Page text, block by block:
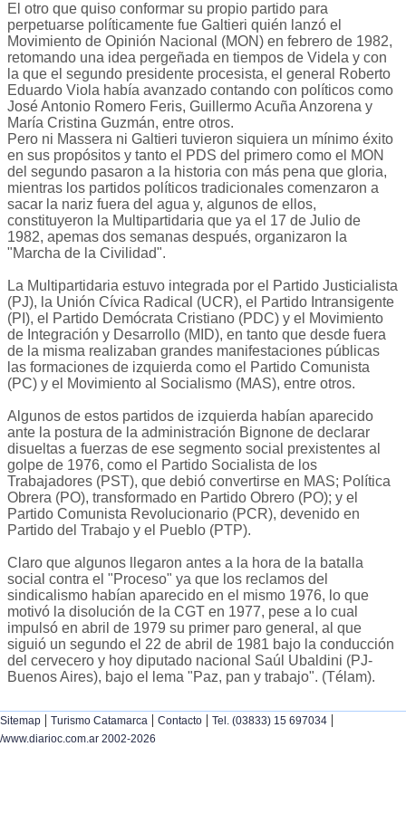
El otro que quiso conformar su propio partido para
perpetuarse políticamente fue Galtieri quién lanzó el
Movimiento de Opinión Nacional (MON) en febrero de 1982,
retomando una idea pergeñada en tiempos de Videla y con
la que el segundo presidente procesista, el general Roberto
Eduardo Viola había avanzado contando con políticos como
José Antonio Romero Feris, Guillermo Acuña Anzorena y
María Cristina Guzmán, entre otros.
Pero ni Massera ni Galtieri tuvieron siquiera un mínimo éxito
en sus propósitos y tanto el PDS del primero como el MON
del segundo pasaron a la historia con más pena que gloria,
mientras los partidos políticos tradicionales comenzaron a
sacar la nariz fuera del agua y, algunos de ellos,
constituyeron la Multipartidaria que ya el 17 de Julio de
1982, apemas dos semanas después, organizaron la
"Marcha de la Civilidad".
La Multipartidaria estuvo integrada por el Partido Justicialista
(PJ), la Unión Cívica Radical (UCR), el Partido Intransigente
(PI), el Partido Demócrata Cristiano (PDC) y el Movimiento
de Integración y Desarrollo (MID), en tanto que desde fuera
de la misma realizaban grandes manifestaciones públicas
las formaciones de izquierda como el Partido Comunista
(PC) y el Movimiento al Socialismo (MAS), entre otros.
Algunos de estos partidos de izquierda habían aparecido
ante la postura de la administración Bignone de declarar
disueltas a fuerzas de ese segmento social prexistentes al
golpe de 1976, como el Partido Socialista de los
Trabajadores (PST), que debió convertirse en MAS; Política
Obrera (PO), transformado en Partido Obrero (PO); y el
Partido Comunista Revolucionario (PCR), devenido en
Partido del Trabajo y el Pueblo (PTP).
Claro que algunos llegaron antes a la hora de la batalla
social contra el "Proceso" ya que los reclamos del
sindicalismo habían aparecido en el mismo 1976, lo que
motivó la disolución de la CGT en 1977, pese a lo cual
impulsó en abril de 1979 su primer paro general, al que
siguió un segundo el 22 de abril de 1981 bajo la conducción
del cervecero y hoy diputado nacional Saúl Ubaldini (PJ-
Buenos Aires), bajo el lema "Paz, pan y trabajo". (Télam).
Sitemap | Turismo Catamarca | Contacto | Tel. (03833) 15 697034 |
/www.diarioc.com.ar 2002-2026